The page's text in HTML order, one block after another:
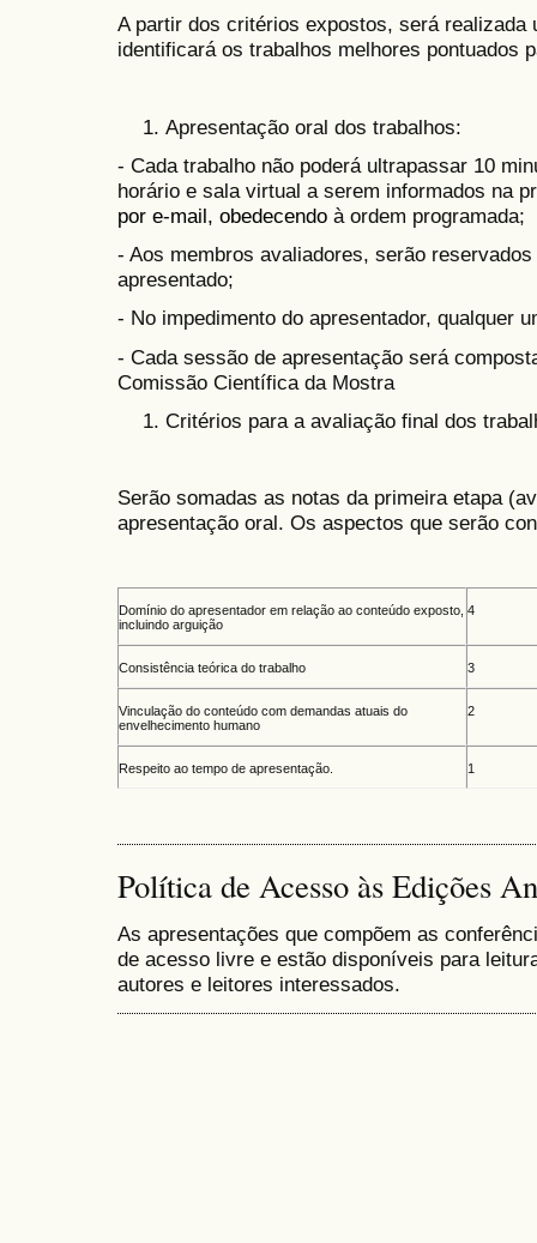
A partir dos critérios expostos, será realizada
identificará os trabalhos melhores pontuados
Apresentação oral dos trabalhos:
- Cada trabalho não poderá ultrapassar 10
horário e sala virtual a serem informados na
por e-mail, obedecendo à ordem programada;
- Aos membros avaliadores, serão
apresentado;
- No impedimento do apresentador, qualquer
- Cada sessão de apresentação será
Comissão Científica da Mostra
Critérios para a avaliação final dos
Serão somadas as notas da primeira etapa
apresentação oral. Os aspectos que serão
Domínio do apresentador em relação ao conteúdo exposto,
incluindo arguição
4
Consistência teórica do trabalho 3
Vinculação do conteúdo com demandas atuais do
envelhecimento humano
2
Respeito ao tempo de apresentação. 1
Política de Acesso às Edições
As apresentações que compõem as
de acesso livre e estão disponíveis para
autores e leitores interessados.